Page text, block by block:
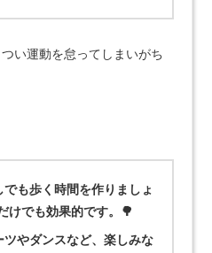
い運動を怠ってしまいがち
でも歩く時間を作りましょ
けでも効果的です。🌳
ツやダンスなど、楽しみな